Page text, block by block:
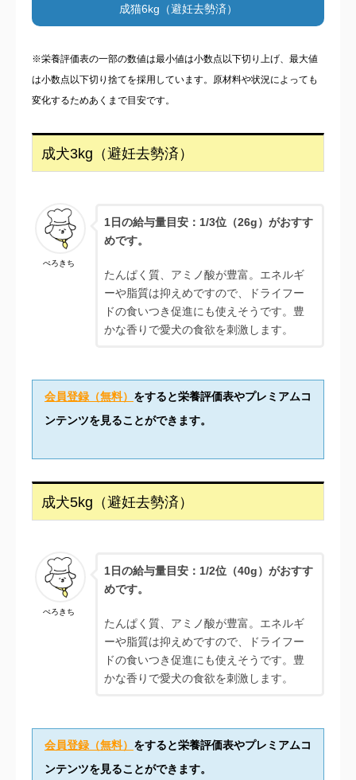
成猫6kg（避妊去勢済）
※栄養評価表の一部の数値は最小値は小数点以下切り上げ、最大値
は小数点以下切り捨てを採用しています。原材料や状況によっても
変化するためあくまで目安です。
成犬3kg（避妊去勢済）
ぺろきち
1日の給与量目安：1/3位（26g）がおすす
めです。
たんぱく質、アミノ酸が豊富。エネルギ
ーや脂質は抑えめですので、ドライフー
ドの食いつき促進にも使えそうです。豊
かな香りで愛犬の食欲を刺激します。
会員登録（無料） をすると栄養評価表やプレミアムコ
ンテンツを見ることができます。
成犬5kg（避妊去勢済）
ぺろきち
1日の給与量目安： 1/2位（40g）がおすす
めです。
たんぱく質、アミノ酸が豊富。エネルギ
ーや脂質は抑えめですので、ドライフー
ドの食いつき促進にも使えそうです。豊
かな香りで愛犬の食欲を刺激します。
会員登録（無料） をすると栄養評価表やプレミアムコ
ンテンツを見ることができます。